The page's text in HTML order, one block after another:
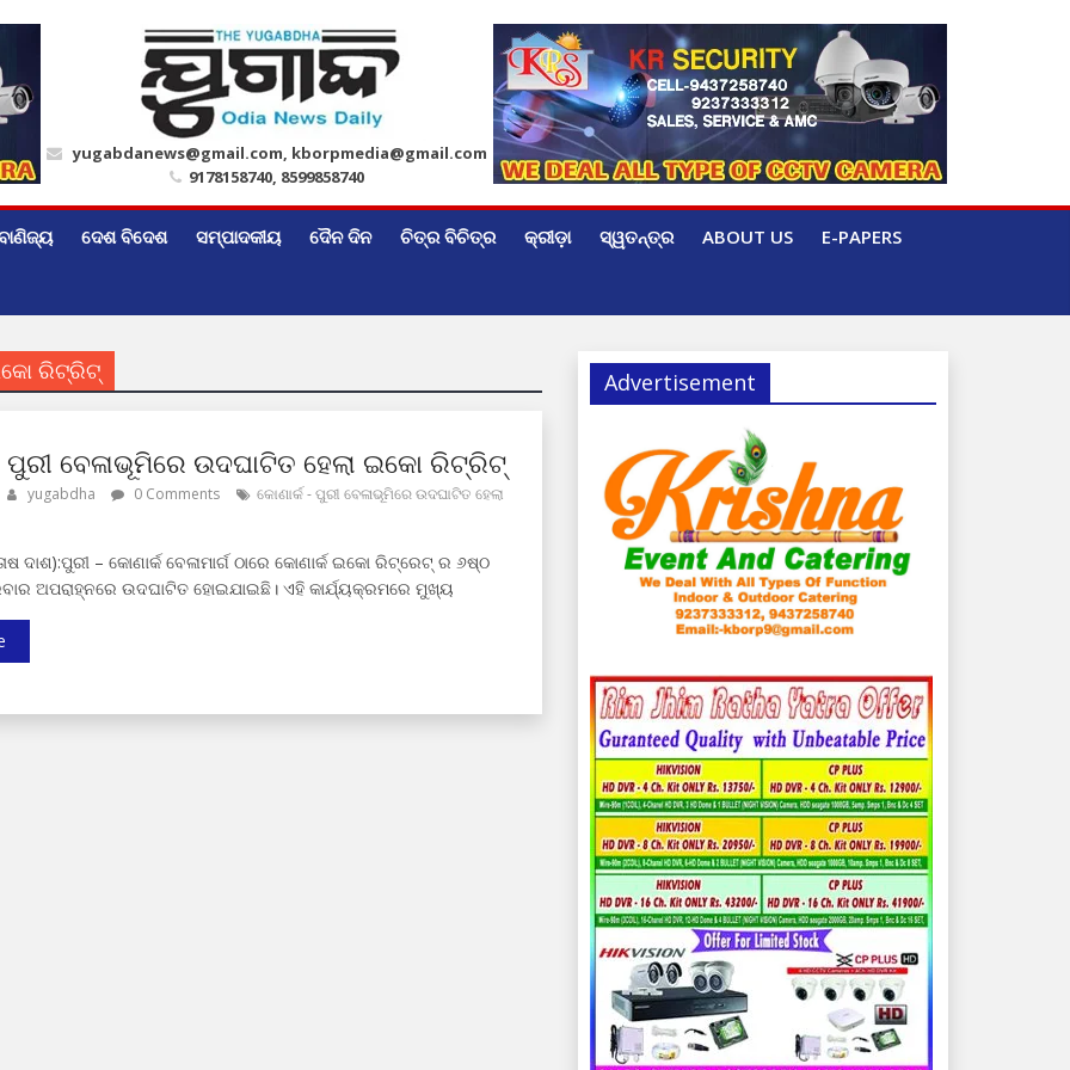
yugabdanews@gmail.com, kborpmedia@gmail.com
9178158740, 8599858740
ଦେଶ ବିଦେଶ ସମ୍ପାଦକୀୟ ଦୈନ ଦିନ ଚିତ୍ର ବିଚିତ୍ର କ୍ରୀଡ଼ା ସ୍ୱତନ୍ତ୍ର ABOUT US E-PAPERS
ରିଟ୍ରିଟ୍
ପୁରୀ ବେଳାଭୂମିରେ ଉଦଘାଟିତ ହେଲା ଇକୋ ରିଟ୍ରିଟ୍
yugabdha 0 Comments
କୋଣାର୍କ - ପୁରୀ ବେଳାଭୂମିରେ ଉଦଘାଟିତ ହେଲା
ଦାଶ):ପୁରୀ – କୋଣାର୍କ ବେଳାମାର୍ଗ ଠାରେ କୋଣାର୍କ ଇକୋ ରିଟ୍ରେଟ୍ ର ୬ଷ୍ଠ
ଅପରାହ୍ନରେ ଉଦଘାଟିତ ହୋଇଯାଇଛି। ଏହି କାର୍ଯ୍ୟକ୍ରମରେ ମୁଖ୍ୟ
Advertisement